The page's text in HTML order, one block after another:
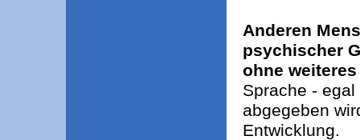
Anderen
psychischer
ohne
Sprache -
abgegeben
Entwicklung.